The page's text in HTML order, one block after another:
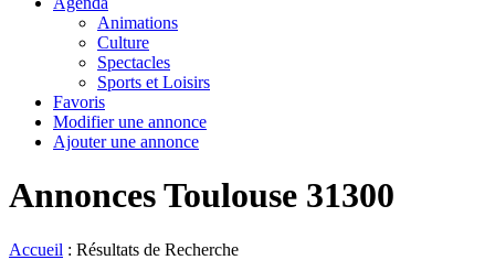
Animations
Culture
Spectacles
Sports et Loisirs
Favoris
Modifier une annonce
Ajouter une annonce
Annonces Toulouse 31300
Accueil : Résultats de Recherche